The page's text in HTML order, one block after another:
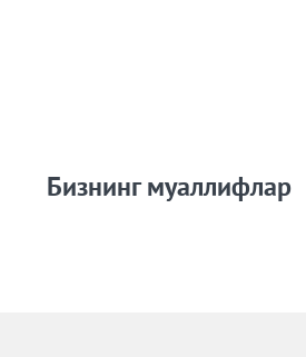
Бизнинг муаллифлар